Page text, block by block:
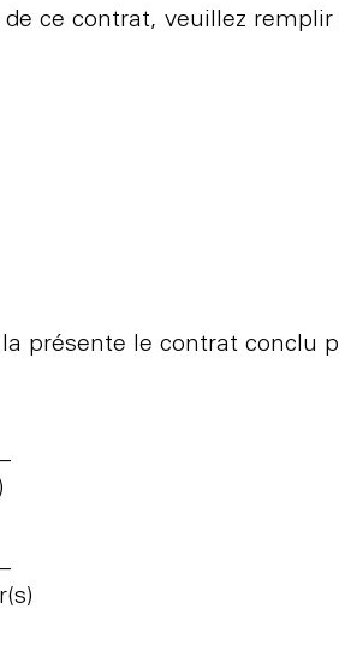
ce contrat, veuillez
présente le contrat